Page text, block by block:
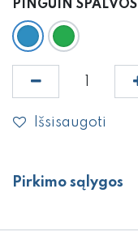
PINGUIN SPALVOS
Išsisaugoti
Pirkimo sąlygos